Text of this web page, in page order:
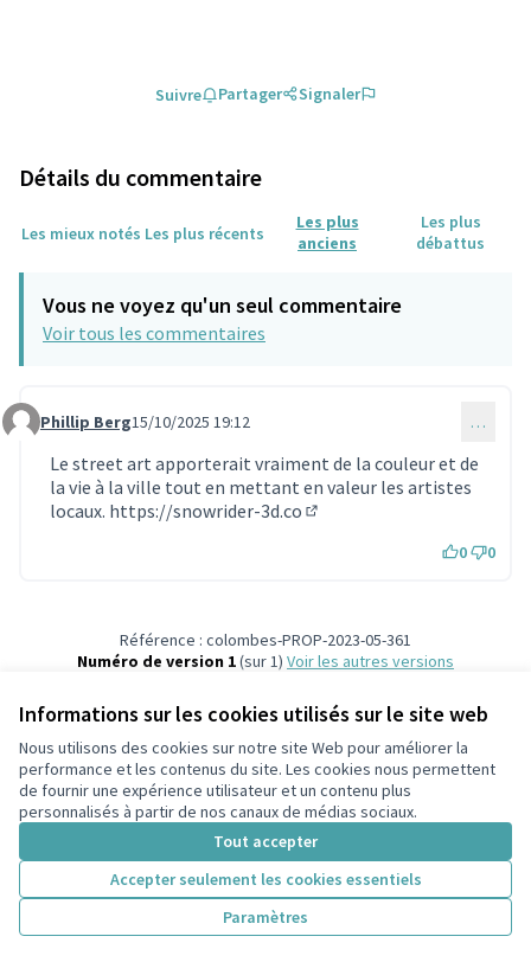
Informations sur les cookies utilisés sur le site web
Nous utilisons des cookies sur notre site Web pour améliorer la
performance et les contenus du site. Les cookies nous permettent
de fournir une expérience utilisateur et un contenu plus
personnalisés à partir de nos canaux de médias sociaux.
Tout accepter
Accepter seulement les cookies essentiels
Paramètres
Suivre Partager Signaler
Détails du commentaire
Les mieux notés Les plus récents
Les plus
anciens
Les plus
débattus
Vous ne voyez qu'un seul commentaire
Voir tous les commentaires
Commentaire 1928
Phillip Berg15/10/2025 19:12 …
Le street art apporterait vraiment de la couleur et de
la vie à la ville tout en mettant en valeur les artistes
locaux. https://snowrider-3d.co
0 0
Référence : colombes-PROP-2023-05-361
Numéro de version 1(sur 1)
voir les autres versions
Conditions d'utilisation
Paramètres des cookies
participons.colombes.fr sur Facebook
(Lien externe)
Site réalisé grâce aulogiciel libre Decidim .
Licence
(Lien